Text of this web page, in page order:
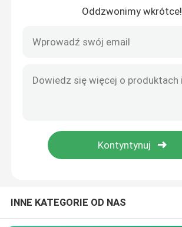
Aktualności
Oddzwonimy wkrótce!
INNE KATEGORIE OD NAS